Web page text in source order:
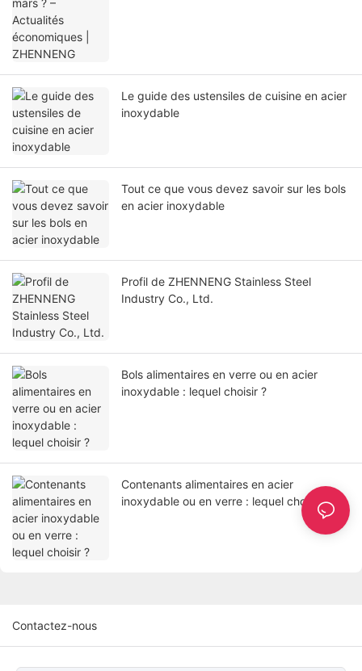
Le guide des ustensiles de cuisine en acier
inoxydable
Tout ce que vous devez savoir sur les bols
en acier inoxydable
Profil de ZHENNENG Stainless Steel
Industry Co., Ltd.
Bols alimentaires en verre ou en acier
inoxydable : lequel choisir ?
Contenants alimentaires en acier
inoxydable ou en verre : lequel choisir ?
Contactez-nous